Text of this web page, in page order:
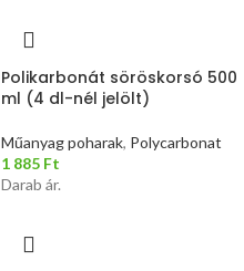
Polikarbonát söröskorsó 500
ml (4 dl-nél jelölt)
Műanyag poharak, Polycarbonat
1 885 Ft
Darab ár.